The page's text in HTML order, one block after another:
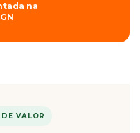
na
VALOR